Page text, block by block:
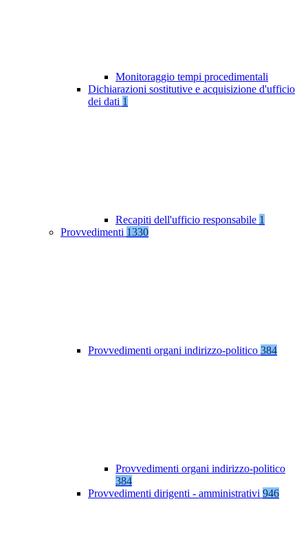
Monitoraggio tempi procedimentali
Dichiarazioni sostitutive e acquisizione d'ufficio
dei dati 1
Recapiti dell'ufficio responsabile 1
Provvedimenti 1330
Provvedimenti organi indirizzo-politico 384
Provvedimenti organi indirizzo-politico
384
Provvedimenti dirigenti - amministrativi 946